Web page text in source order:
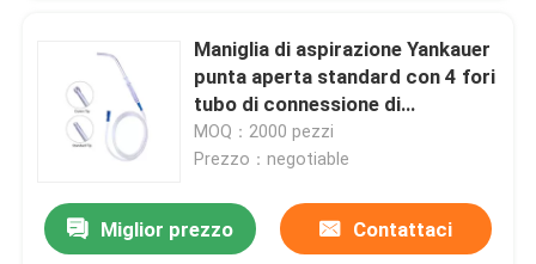
Maniglia di aspirazione Yankauer
punta aperta standard con 4 fori
tubo di connessione di
aspirazione 250 cm
MOQ：2000 pezzi
Prezzo：negotiable
Miglior prezzo Contattaci